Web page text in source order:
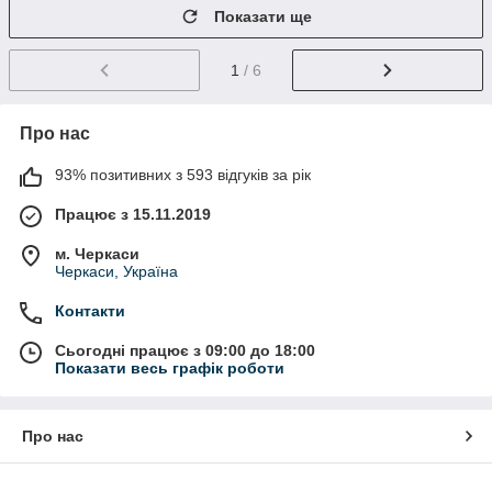
Показати ще
1 / 6
Про нас
93% позитивних з 593 відгуків за рік
Працює з 15.11.2019
м. Черкаси
Черкаси, Україна
Контакти
Сьогодні працює з 09:00 до 18:00
Показати весь графік роботи
Про нас